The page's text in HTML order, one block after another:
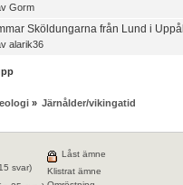
Gorm
Sköldungarna från Lund i
alarik36
» Järnålder/vikingatid
svar)
Låst ämne
Klistrat ämne